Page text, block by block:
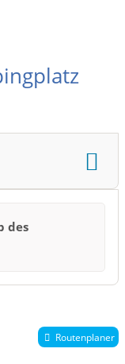
des
Routenplaner